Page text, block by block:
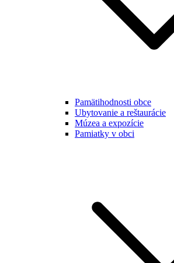
Pamätihodnosti obce
Ubytovanie a reštaurácie
Múzea a expozície
Pamiatky v obci